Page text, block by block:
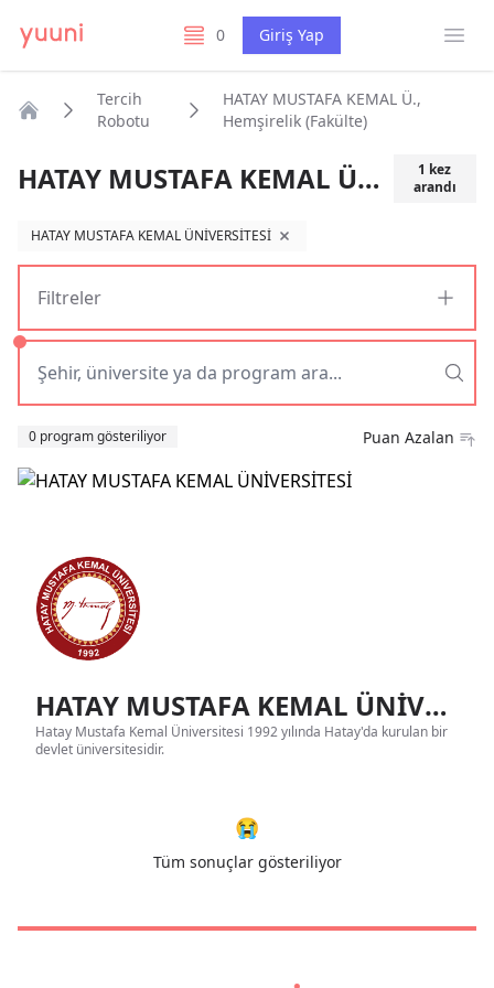
0
listelerim Giriş Yap
Tercih
Robotu
HATAY MUSTAFA KEMAL Ü.,
Hemşirelik (Fakülte)
HATAY MUSTAFA KEMAL Ü., Hemşirelik (Fakülte) 1 kez
arandı
HATAY MUSTAFA KEMAL ÜNİVERSİTESİ filtreyi kaldır
Filtreler
0 program gösteriliyor Puan Azalan
HATAY MUSTAFA KEMAL ÜNİVERSİTESİ Tanıtım
Hatay Mustafa Kemal Üniversitesi 1992 yılında Hatay'da kurulan bir
devlet üniversitesidir.
😭
Tüm sonuçlar gösteriliyor